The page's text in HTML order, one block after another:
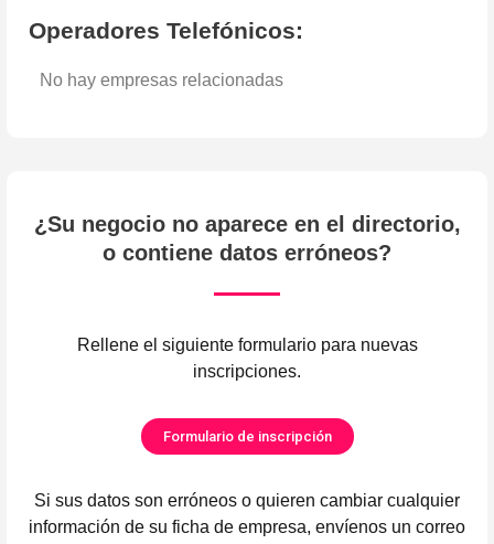
Operadores Telefónicos:
No hay empresas relacionadas
¿Su negocio no aparece en el directorio,
o contiene datos erróneos?
Rellene el siguiente formulario para nuevas
inscripciones.
Formulario de inscripción
Si sus datos son erróneos o quieren cambiar cualquier
información de su ficha de empresa, envíenos un correo